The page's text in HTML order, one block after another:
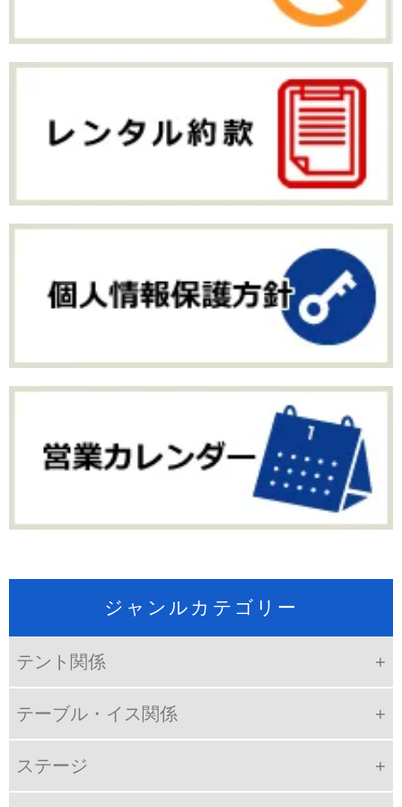
ジャンルカテゴリー
テント関係
テーブル・イス関係
ステージ